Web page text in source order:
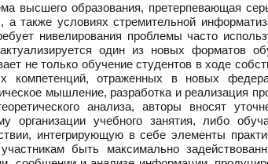
высшего образования, претерпевающая
а также условиях стремительной
нивелирования проблемы часто
один из новых форматов
не только обучение студентов в ходе
компетенций, отраженных в новых
мышление, разработка и реализация
анализа, авторы вносят
организации учебного занятия, либо
интегрирующую в себе элементы
быть максимально